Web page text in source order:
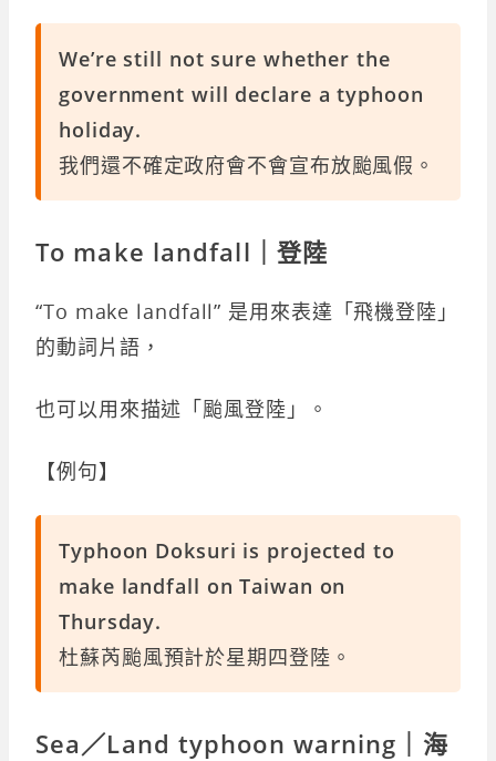
We’re still not sure whether the
government will declare a typhoon
holiday.
我們還不確定政府會不會宣布放颱風假。
To make landfall｜登陸
“To make landfall” 是用來表達「飛機登陸」
的動詞片語，
也可以用來描述「颱風登陸」。
【例句】
Typhoon Doksuri is projected to
make landfall on Taiwan on
Thursday.
杜蘇芮颱風預計於星期四登陸。
Sea／Land typhoon warning｜海